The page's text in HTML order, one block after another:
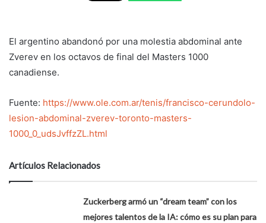
El argentino abandonó por una molestia abdominal ante
Zverev en los octavos de final del Masters 1000
canadiense.
Fuente: https://www.ole.com.ar/tenis/francisco-cerundolo-
lesion-abdominal-zverev-toronto-masters-
1000_0_udsJvffzZL.html
Artículos Relacionados
Zuckerberg armó un “dream team” con los
mejores talentos de la IA: cómo es su plan para